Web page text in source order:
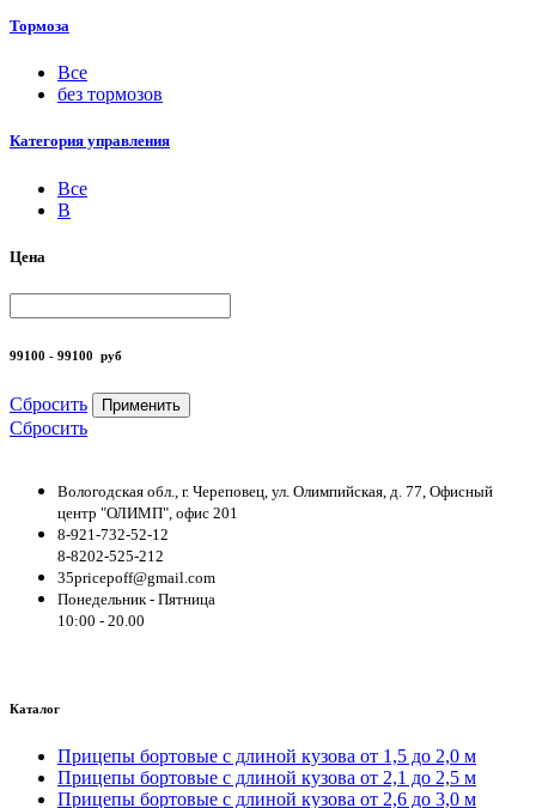
Тормоза
Все
без тормозов
Категория управления
Все
B
Цена
99100 - 99100 руб
Сбросить Применить
Сбросить
Вологодская обл., г. Череповец, ул. Олимпийская, д. 77, Офисный
центр "ОЛИМП", офис 201
8-921-732-52-12
8-8202-525-212
35pricepoff@gmail.com
Понедельник - Пятница
10:00 - 20.00
Каталог
Прицепы бортовые с длиной кузова от 1,5 до 2,0 м
Прицепы бортовые с длиной кузова от 2,1 до 2,5 м
Прицепы бортовые с длиной кузова от 2,6 до 3,0 м